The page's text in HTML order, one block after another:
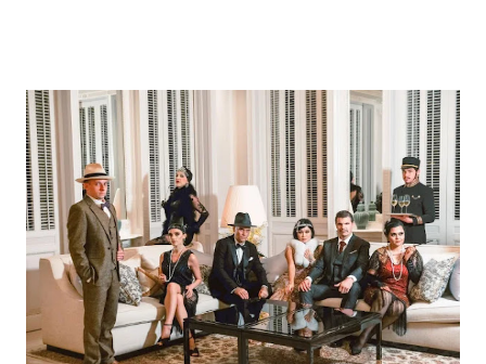
karyawan. Aktivitas utamanya meliputi fun games, team building
(komunikasi/kepercayaan), offroad, paintball, raftering, archery
battle, hingga gathering santai seperti BBQ dan gala dinner.
Kegiatan yang Cocok Untuk Outing Gathering Berikut adalah
rincian kegiatan yang cocok untuk paket outing gathering
lengkap: Aktivitas Team Building (Pembangun Tim): Fun Team
Building Outbound: Permainan kelompok yang dirancang untuk
meningkatkan kerja sama, komunikasi, dan memecahkan
hambatan antar divisi...